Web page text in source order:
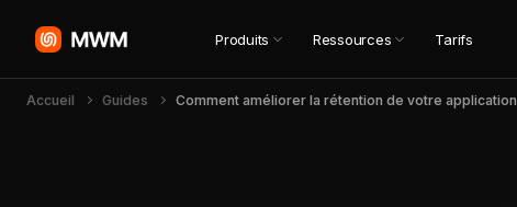
Produits Ressources Tarifs
Accueil Guides Comment améliorer la rétention de votre application